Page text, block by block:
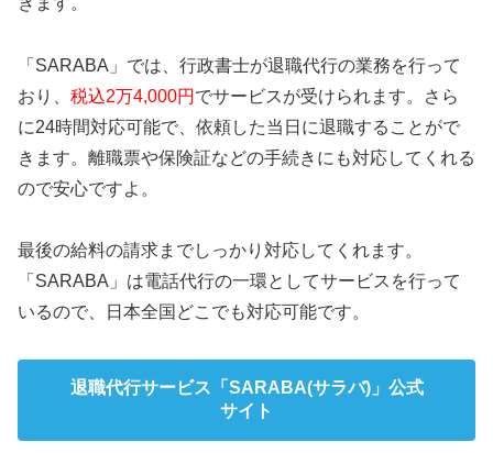
「SARABA」では、行政書士が退職代行の業務を行って
おり、 税込2万4,000円 でサービスが受けられます。さら
に24時間対応可能で、依頼した当日に退職することがで
きます。離職票や保険証などの手続きにも対応してくれる
ので安心ですよ。
最後の給料の請求までしっかり対応してくれます。
「SARABA」は電話代行の一環としてサービスを行って
いるので、日本全国どこでも対応可能です。
退職代行サービス「SARABA(サラバ)」公式
サイト